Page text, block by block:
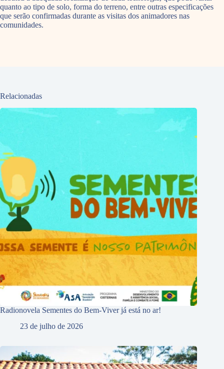
quanto ao tipo de solo, forma do terreno, entre outras especificações
que serão confirmadas durante as visitas dos animadores nas
comunidades.
Relacionadas
Radionovela Sementes do Bem-Viver já está no ar!
23 de julho de 2026